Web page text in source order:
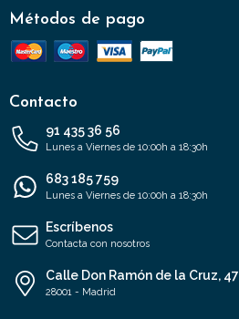
Métodos de pago
Contacto
91 435 36 56
Lunes a Viernes de 10:00h a 18:30h
683 185 759
Lunes a Viernes de 10:00h a 18:30h
Escríbenos
Contacta con nosotros
Calle Don Ramón de la Cruz, 47
28001 - Madrid